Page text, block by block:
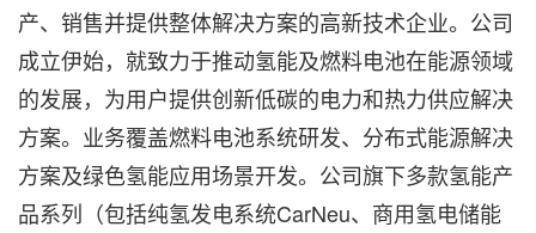
产、销售并提供整体解决方案的高新技术企业。公司
成立伊始，就致力于推动氢能及燃料电池在能源领域
的发展，为用户提供创新低碳的电力和热力供应解决
方案。业务覆盖燃料电池系统研发、分布式能源解决
方案及绿色氢能应用场景开发。公司旗下多款氢能产
品系列（包括纯氢发电系统CarNeu、商用氢电储能